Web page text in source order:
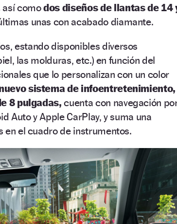
así comodos diseños de llantas de 14
unas con acabado diamante.
estando disponibles diversos
las molduras, etc.) en función del
que lo personalizan con un color
sistema de infoentretenimiento,
8 pulgadas, cuenta con navegación
Auto y Apple CarPlay, y suma una
en el cuadro de instrumentos.